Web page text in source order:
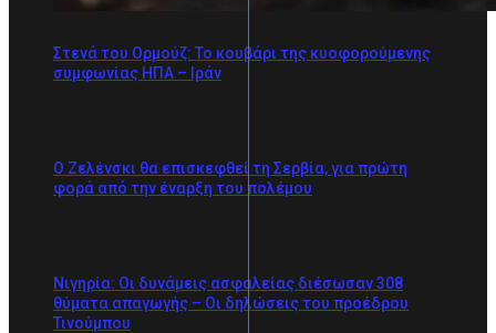
Στενά του Ορμούζ: Το κουβάρι της κυοφορούμενης
συμφωνίας ΗΠΑ – Ιράν
Ο Ζελένσκι θα επισκεφθεί τη Σερβία, για πρώτη
φορά από την έναρξη του πολέμου
Νιγηρία: Οι δυνάμεις ασφαλείας διέσωσαν 308
θύματα απαγωγής – Οι δηλώσεις του προέδρου
Τινούμπου